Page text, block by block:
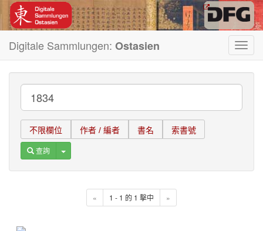
Digitale Sammlungen: Ostasien
不限欄位 作者 / 編者 書名 索書號
查詢 Toggle Dropdown
« 1 - 1 的 1 擊中 »